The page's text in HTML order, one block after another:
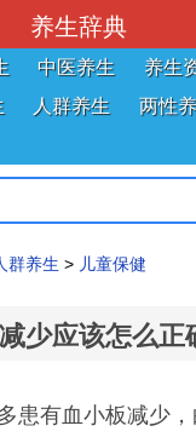
养生辞典
中医养生 养生
人群养生 两性
群养生 > 儿童保健
少应该怎么正
患有血小板减少